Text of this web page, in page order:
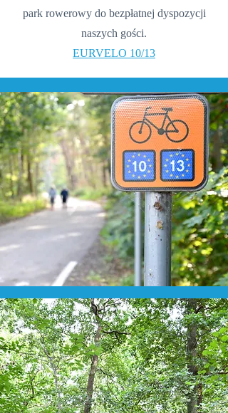
park rowerowy do bezpłatnej dyspozycji
naszych gości.
EURVELO 10/13